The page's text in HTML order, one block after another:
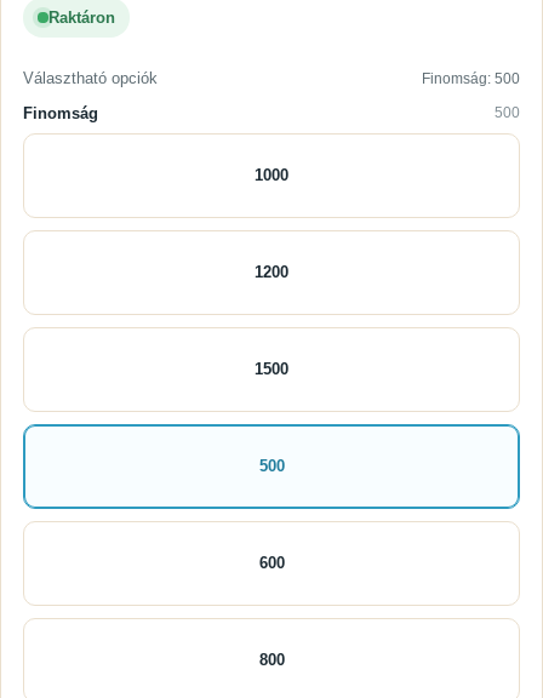
Raktáron
Választható opciók Finomság: 500
Finomság 500
1000
1200
1500
500
600
800